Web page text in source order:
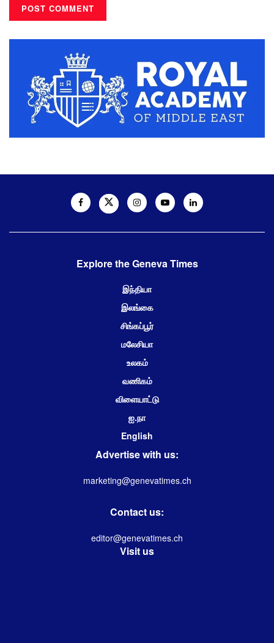
Explore the Geneva Times
இந்தியா
இலங்கை
சிங்கப்பூர்
மலேசியா
உலகம்
வணிகம்
விளையாட்டு
ஐ.நா
English
Advertise with us:
marketing@genevatimes.ch
Contact us:
editor@genevatimes.ch
Visit us